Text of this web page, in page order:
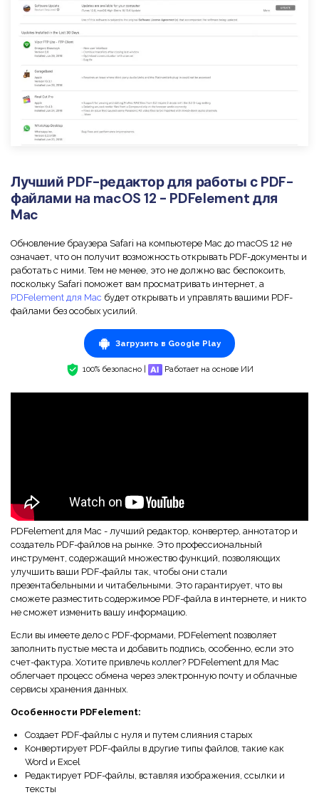
Лучший PDF-редактор для работы с PDF-
файлами на macOS 12 - PDFelement для
Mac
Обновление браузера Safari на компьютере Mac до macOS 12 не
означает, что он получит возможность открывать PDF-документы и
работать с ними. Тем не менее, это не должно вас беспокоить,
поскольку Safari поможет вам просматривать интернет, а
PDFelement для Mac будет открывать и управлять вашими PDF-
файлами без особых усилий.
Загрузить в Google Play
100% безопасно | Работает на основе ИИ
PDFelement для Mac - лучший редактор, конвертер, аннотатор и
создатель PDF-файлов на рынке. Это профессиональный
инструмент, содержащий множество функций, позволяющих
улучшить ваши PDF-файлы так, чтобы они стали
презентабельными и читабельными. Это гарантирует, что вы
сможете разместить содержимое PDF-файла в интернете, и никто
не сможет изменить вашу информацию.
Если вы имеете дело с PDF-формами, PDFelement позволяет
заполнить пустые места и добавить подпись, особенно, если это
счет-фактура. Хотите привлечь коллег? PDFelement для Mac
облегчает процесс обмена через электронную почту и облачные
сервисы хранения данных.
Особенности PDFelement:
Создает PDF-файлы с нуля и путем слияния старых
Конвертирует PDF-файлы в другие типы файлов, такие как
Word и Excel
Редактирует PDF-файлы, вставляя изображения, ссылки и
тексты